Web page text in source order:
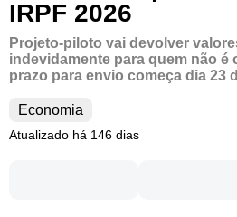
IRPF 2026
Projeto-piloto vai devolver
indevidamente para quem não é
prazo para envio começa dia 23
Economia
Atualizado há 146 dias